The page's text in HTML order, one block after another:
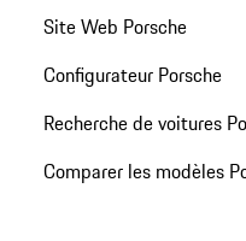
Site Web Porsche
Configurateur Porsche
Recherche de voitures
Comparer les modèles